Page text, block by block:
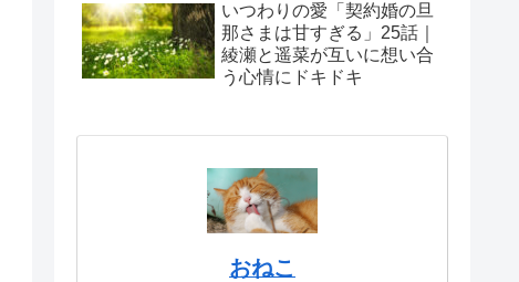
いつわりの愛「契約婚の旦
那さまは甘すぎる」25話｜
綾瀬と遥菜が互いに想い合
う心情にドキドキ
おねこ